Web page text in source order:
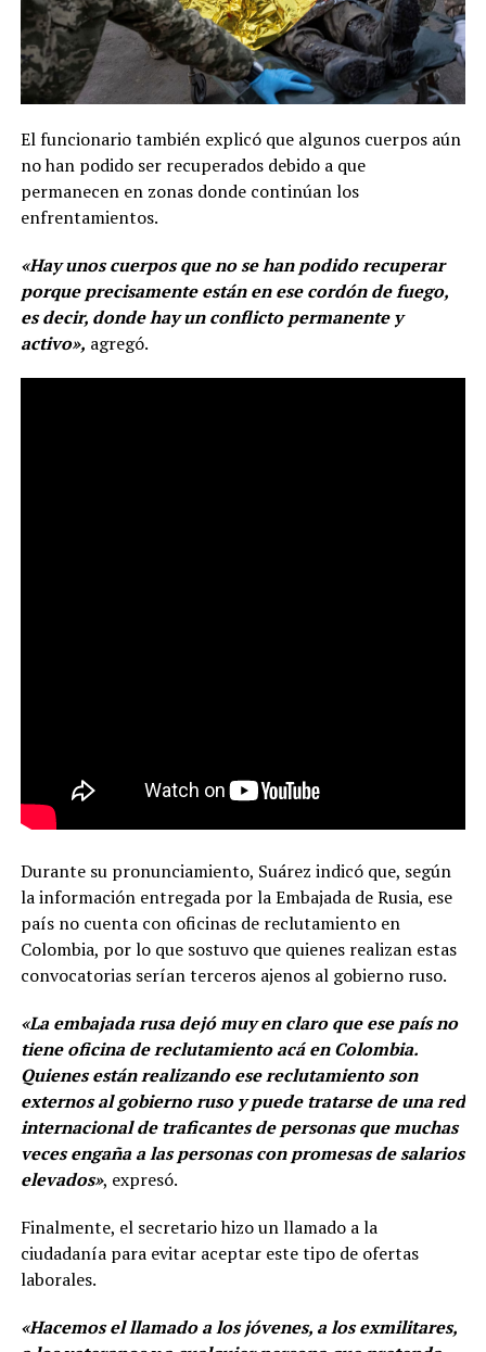
El funcionario también explicó que algunos cuerpos aún
no han podido ser recuperados debido a que
permanecen en zonas donde continúan los
enfrentamientos.
«Hay unos cuerpos que no se han podido recuperar
porque precisamente están en ese cordón de fuego,
es decir, donde hay un conflicto permanente y
activo», agregó.
Durante su pronunciamiento, Suárez indicó que, según
la información entregada por la Embajada de Rusia, ese
país no cuenta con oficinas de reclutamiento en
Colombia, por lo que sostuvo que quienes realizan estas
convocatorias serían terceros ajenos al gobierno ruso.
«La embajada rusa dejó muy en claro que ese país no
tiene oficina de reclutamiento acá en Colombia.
Quienes están realizando ese reclutamiento son
externos al gobierno ruso y puede tratarse de una red
internacional de traficantes de personas que muchas
veces engaña a las personas con promesas de salarios
elevados», expresó.
Finalmente, el secretario hizo un llamado a la
ciudadanía para evitar aceptar este tipo de ofertas
laborales.
«Hacemos el llamado a los jóvenes, a los exmilitares,